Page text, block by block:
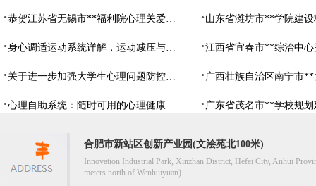
恭贺江苏省无锡市**福利院心理关爱中心建设项目由阳光心健代理商中标
身心调适运动系统详解，运动减压与心理调适全指南
关于进一步加强大学生心理问题防控，防控大学生心理危机
心理自助系统：随时可用的心理健康自助服务平台
合肥市新站区创新产业园(文浍苑北100米)
Innovation Industrial Park, Xinzhan District, Hefei City, Anhui
meters north of Wenhuiyuan)